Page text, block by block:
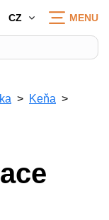
CZ MENU
Keňa